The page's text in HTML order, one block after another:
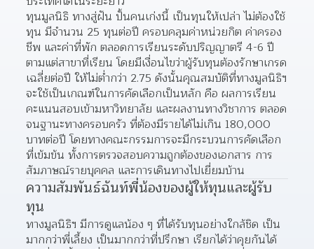
ทุนมูลนิธิ ทางสู่ฝัน ปั้นคนเก่งนี้ เป็นทุนให้เปล่า ไม่ต้องใช้
ทุน มีจำนวน 25 ทุนต่อปี ครอบคลุมค่าหน่วยกิต ค่าครอง
ชีพ และค่าที่พัก ตลอดการเรียนระดับปริญญาตรี 4-6 ปี
ตามแต่สาขาที่เรียน โดยมีเงื่อนไขว่าผู้รับทุนต้องรักษาเกรด
เฉลี่ยต่อปี ให้ไม่ต่ำกว่า 2.75 ดังนั้นคุณสมบัติที่ทางมูลนิธิฯ
จะใช้เป็นเกณฑ์ในการคัดเลือกเป็นหลัก คือ ผลการเรียน
คะแนนสอบเข้ามหาวิทยาลัย และผลงานทางวิชาการ ตลอด
จนฐานะทางครอบครัว ที่ต้องมีรายได้ไม่เกิน 180,000
บาทต่อปี โดยทางคณะกรรมการจะมีกระบวนการคัดเลือก
ที่เข้มข้น ทั้งการตรวจสอบความถูกต้องของเอกสาร การ
สัมภาษณ์รายบุคคล และการเดินทางไปเยี่ยมบ้าน
ความสัมพันธ์ฉันท์พี่น้องของผู้ให้ทุนและผู้รับ
ทุน
ทางมูลนิธิฯ มีการดูแลน้อง ๆ ที่ได้รับทุนอย่างใกล้ชิด เป็น
มากกว่าพี่เลี้ยง เป็นมากกว่าที่ปรึกษา เรียกได้ว่าคุยกันได้